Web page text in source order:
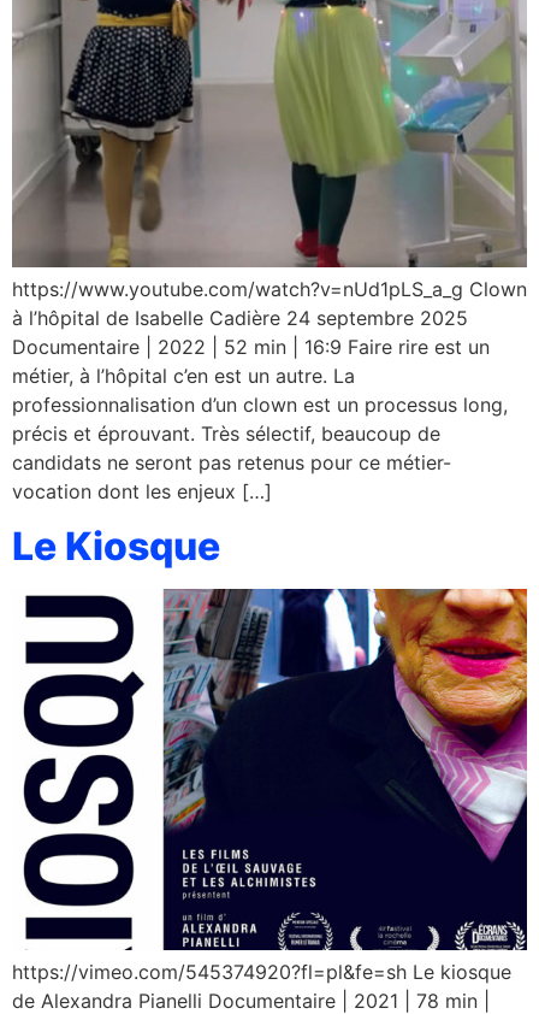
https://www.youtube.com/watch?v=nUd1pLS_a_g Clown
à l’hôpital de Isabelle Cadière 24 septembre 2025
Documentaire | 2022 | 52 min | 16:9 Faire rire est un
métier, à l’hôpital c’en est un autre. La
professionnalisation d’un clown est un processus long,
précis et éprouvant. Très sélectif, beaucoup de
candidats ne seront pas retenus pour ce métier-
vocation dont les enjeux […]
Le Kiosque
https://vimeo.com/545374920?fl=pl&fe=sh Le kiosque
de Alexandra Pianelli Documentaire | 2021 | 78 min |